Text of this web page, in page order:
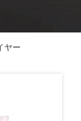
ヤー